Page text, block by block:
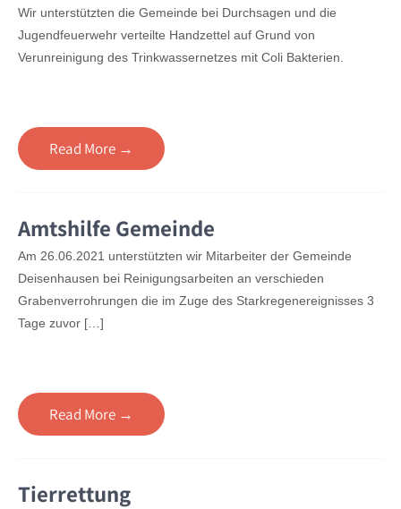
Wir unterstützten die Gemeinde bei Durchsagen und die
Jugendfeuerwehr verteilte Handzettel auf Grund von
Verunreinigung des Trinkwassernetzes mit Coli Bakterien.
Read More →
Amtshilfe Gemeinde
Am 26.06.2021 unterstützten wir Mitarbeiter der Gemeinde
Deisenhausen bei Reinigungsarbeiten an verschieden
Grabenverrohrungen die im Zuge des Starkregenereignisses 3
Tage zuvor […]
Read More →
Tierrettung